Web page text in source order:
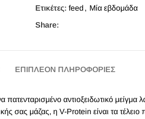
Ετικέτες: feed , Μία εβδομάδα
Share:
ΕΠΙΠΛΈΟΝ ΠΛΗΡΟΦΟΡΊΕΣ
αντιοξειδωτικό
σας μάζας, η V-Protein είναι τα